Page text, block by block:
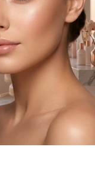
• Уход за